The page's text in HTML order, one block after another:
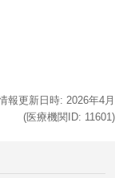
報更新日時: 2026年4月
(医療機関ID: 11601 )